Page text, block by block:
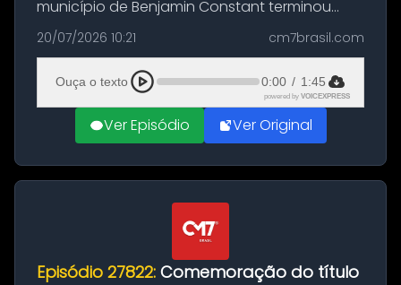
município de Benjamin Constant terminou
com a apreensão de aproximadamente 115
quilos de entorpecentes em uma
embarcação atracada no porto da cidade. O
materia...
20/07/2026 10:21 cm7brasil.com
Ouça o texto 0:00 / 1:45
powered by VOICEXPRESS
Ver Episódio Ver Original
Episódio 27822: Comemoração do título